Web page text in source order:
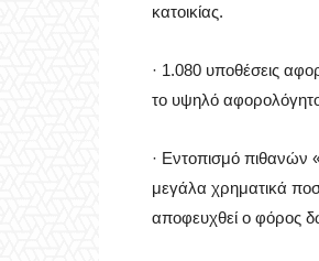
κατοικίας.
· 1.080 υποθέσεις
το υψηλό
· Εντοπισμό πιθανών
μεγάλα χρηματικά
αποφευχθεί ο φόρος